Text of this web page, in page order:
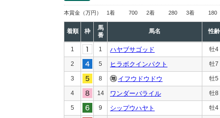
本賞金 （万円） 1着 700 2着 280 3着 180
着順 枠
馬
番
馬名 性齢
1 1 ハヤブサゴッド 牡4
2 5 ヒラボクインパクト 牡7
3 8 イフウドウドウ 牡5
4 14 ワンダーバライル 牡8
5 9 シップウハヤト 牡4